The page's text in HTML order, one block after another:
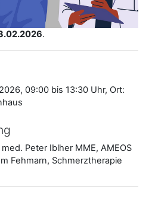
.
09:00 bis 13:30 Uhr, Ort:
med. Peter Iblher MME, AMEOS
Fehmarn, Schmerztherapie